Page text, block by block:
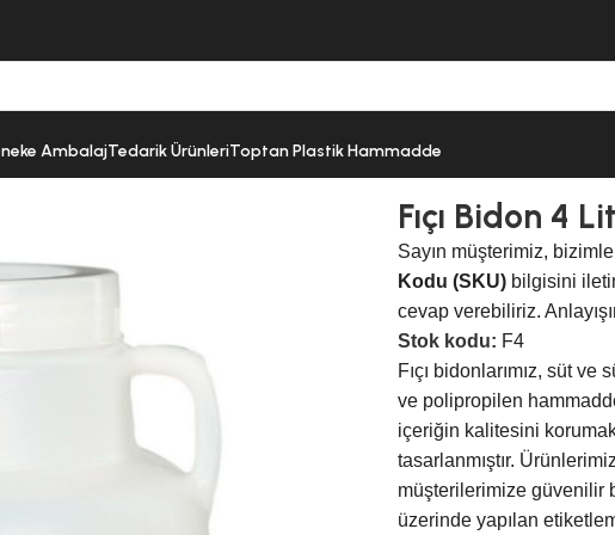
AmbalajTedarik ÜrünleriToptan Plastik Hammadde
Fıçı Bidon 4
Sayın müşterimiz,
Kodu (SKU) bilgisini
cevap verebiliriz.
Stok kodu: F4
Fıçı bidonlarımız, süt
ve polipropilen
içeriğin kalitesini
tasarlanmıştır.
müşterilerimize güvenilir
üzerinde yapılan